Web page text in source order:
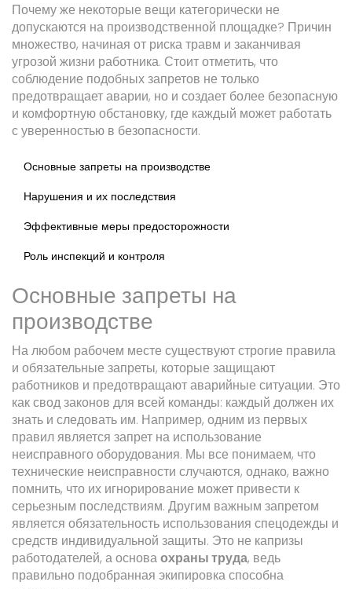
Почему же некоторые вещи категорически не
допускаются на производственной площадке? Причин
множество, начиная от риска травм и заканчивая
угрозой жизни работника. Стоит отметить, что
соблюдение подобных запретов не только
предотвращает аварии, но и создает более безопасную
и комфортную обстановку, где каждый может работать
с уверенностью в безопасности.
Основные запреты на производстве
Нарушения и их последствия
Эффективные меры предосторожности
Роль инспекций и контроля
Основные запреты на
производстве
На любом рабочем месте существуют строгие правила
и обязательные запреты, которые защищают
работников и предотвращают аварийные ситуации. Это
как свод законов для всей команды: каждый должен их
знать и следовать им. Например, одним из первых
правил является запрет на использование
неисправного оборудования. Мы все понимаем, что
технические неисправности случаются, однако, важно
помнить, что их игнорирование может привести к
серьезным последствиям. Другим важным запретом
является обязательность использования спецодежды и
средств индивидуальной защиты. Это не капризы
работодателей, а основаохраны труда, ведь
правильно подобранная экипировка способна